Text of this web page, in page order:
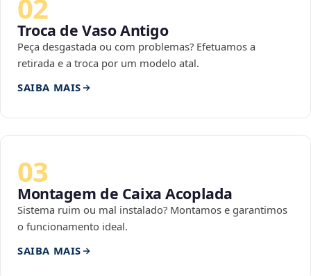
02
Troca de Vaso Antigo
Peça desgastada ou com problemas? Efetuamos a
retirada e a troca por um modelo atal.
SAIBA MAIS
03
Montagem de Caixa Acoplada
Sistema ruim ou mal instalado? Montamos e garantimos
o funcionamento ideal.
SAIBA MAIS